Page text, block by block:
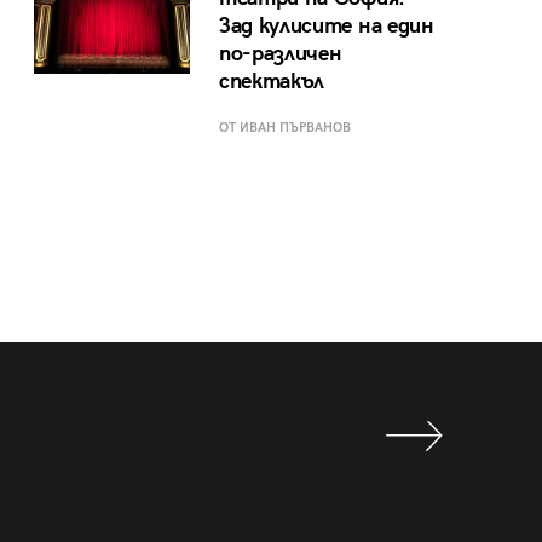
Зад кулисите на един
по-различен
спектакъл
ОТ ИВАН ПЪРВАНОВ